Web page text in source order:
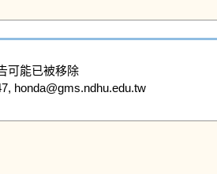
可能已被移除
honda@gms.ndhu.edu.tw